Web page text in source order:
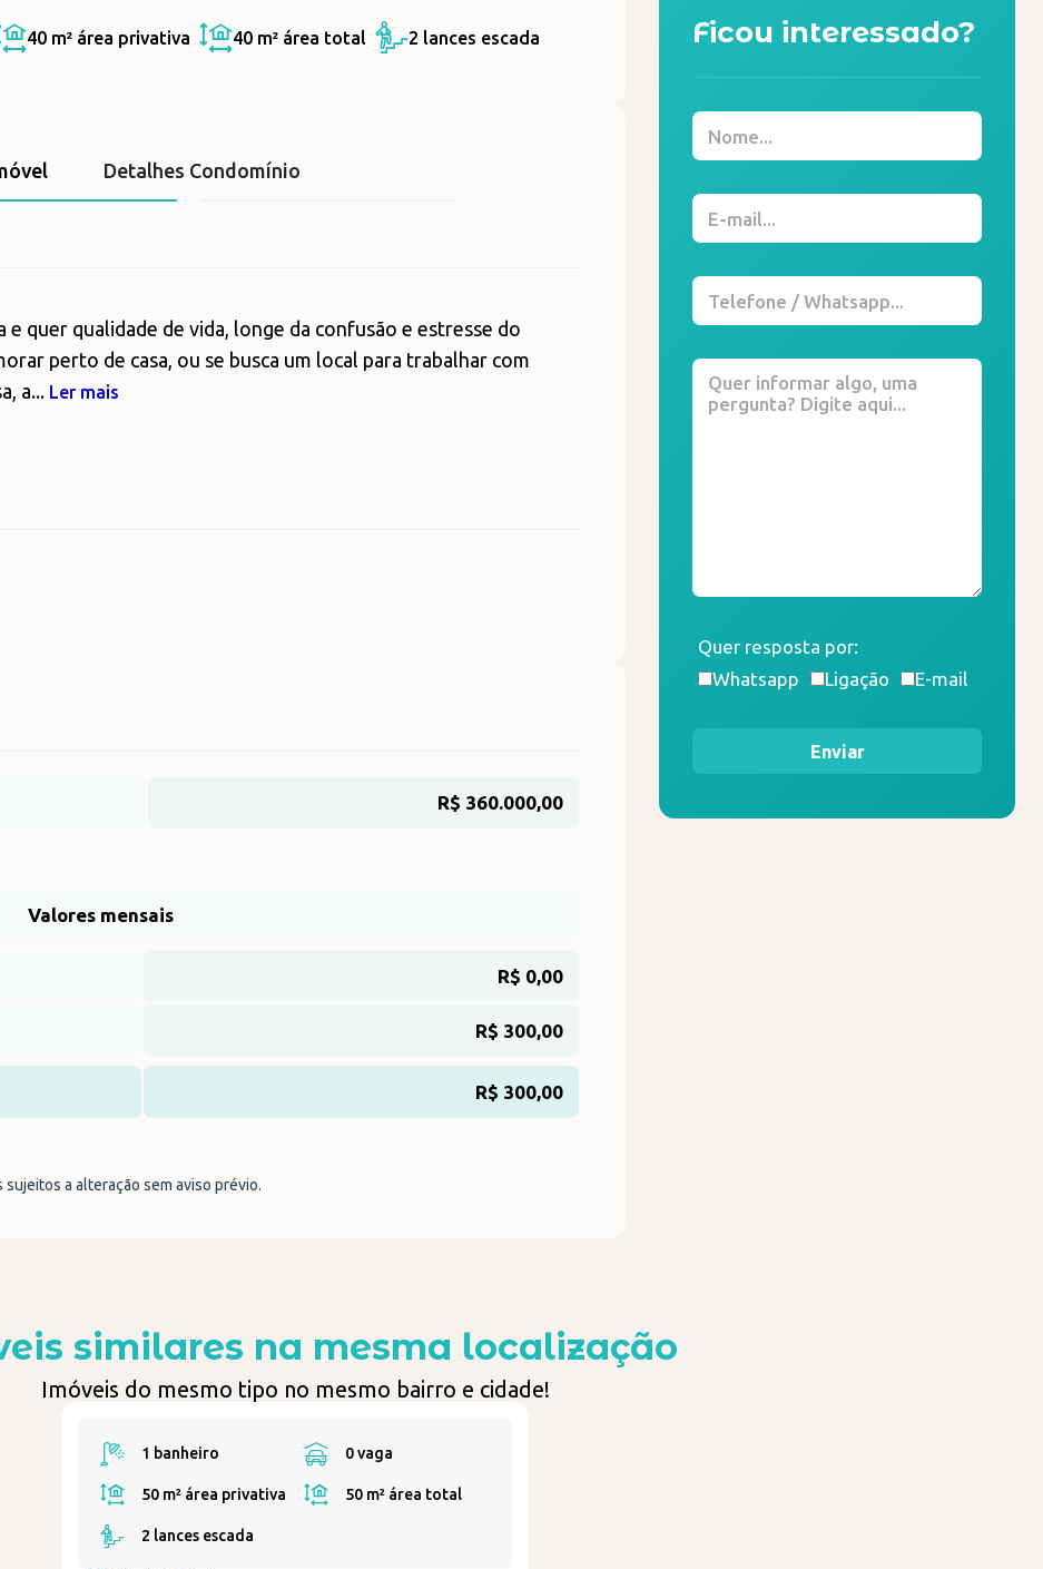
40 m² área privativa 40 m² área total 2 lances escada
Detalhes Condomínio
e quer qualidade de vida, longe da confusão e estresse do
perto de casa, ou se busca um local para trabalhar com
a... Ler mais
R$ 360.000,00
Valores mensais
R$ 0,00
R$ 300,00
R$ 300,00
sujeitos a alteração sem aviso prévio.
Ficou interessado?
Quer resposta por:
Whatsapp
Ligação E-mail
Enviar
similares na mesma localização
Imóveis do mesmo tipo no mesmo bairro e cidade!
1 banheiro 0 vaga
50 m² área privativa 50 m² área total
2 lances escada